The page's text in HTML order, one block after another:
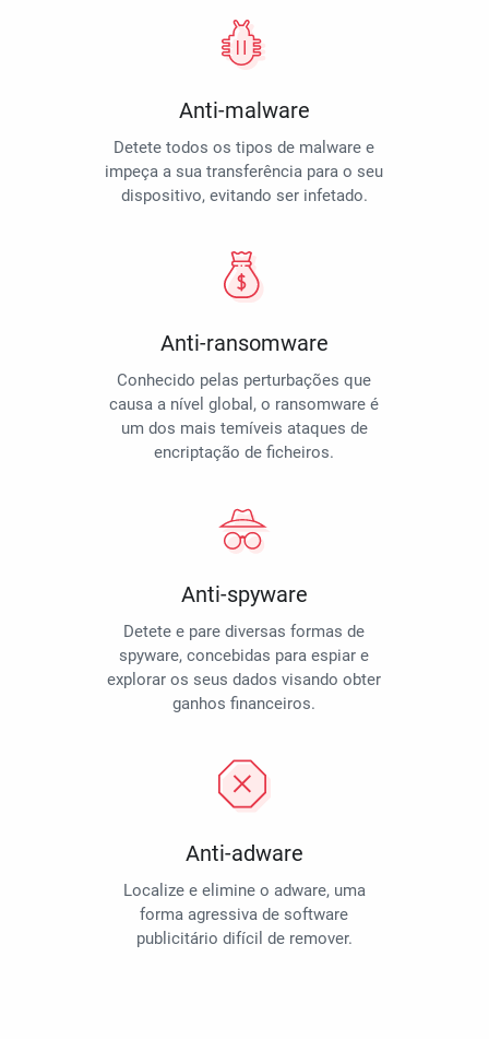
Anti-malware
Detete todos os tipos de malware e
impeça a sua transferência para o seu
dispositivo, evitando ser infetado.
Anti-ransomware
Conhecido pelas perturbações que
causa a nível global, o ransomware é
um dos mais temíveis ataques de
encriptação de ficheiros.
Anti-spyware
Detete e pare diversas formas de
spyware, concebidas para espiar e
explorar os seus dados visando obter
ganhos financeiros.
Anti-adware
Localize e elimine o adware, uma
forma agressiva de software
publicitário difícil de remover.